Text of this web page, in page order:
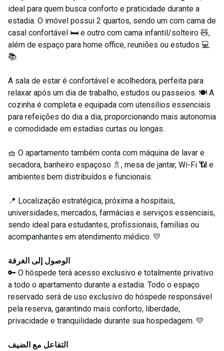
ideal para quem busca conforto e praticidade durante a
estadia. O imóvel possui 2 quartos, sendo um com cama de
casal confortável 🛏️ e outro com cama infantil/solteiro 🧸,
além de espaço para home office, reuniões ou estudos 💻
📚.
A sala de estar é confortável e acolhedora, perfeita para
relaxar após um dia de trabalho, estudos ou passeios. 🍽️ A
cozinha é completa e equipada com utensílios essenciais
para refeições do dia a dia, proporcionando mais autonomia
e comodidade em estadias curtas ou longas.
🧺 O apartamento também conta com máquina de lavar e
secadora, banheiro espaçoso 🚿, mesa de jantar, Wi-Fi 📶 e
ambientes bem distribuídos e funcionais.
📍 Localização estratégica, próxima a hospitais,
universidades, mercados, farmácias e serviços essenciais,
sendo ideal para estudantes, profissionais, famílias ou
acompanhantes em atendimento médico. 💛
الوصول إلى الغرفة
🔑 O hóspede terá acesso exclusivo e totalmente privativo
a todo o apartamento durante a estadia. Todo o espaço
reservado será de uso exclusivo do hóspede responsável
pela reserva, garantindo mais conforto, liberdade,
privacidade e tranquilidade durante sua hospedagem. 💛
التفاعل مع الضيف